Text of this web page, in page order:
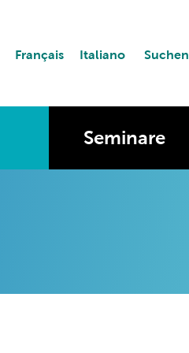
Français Italiano Suchen
Seminare